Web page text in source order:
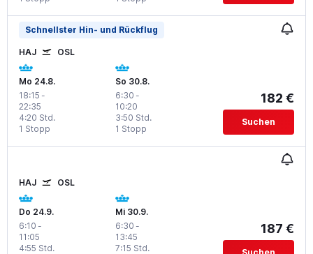
Schnellster Hin- und Rückflug
HAJ OSL
Mo 24.8.
18:15 -
22:35
1 Stopp
4:20 Std.
So 30.8.
6:30 -
10:20
1 Stopp
3:50 Std.
182 €
Suchen
HAJ OSL
Do 24.9.
6:10 -
11:05
4:55 Std.
Mi 30.9.
6:30 -
13:45
7:15 Std.
187 €